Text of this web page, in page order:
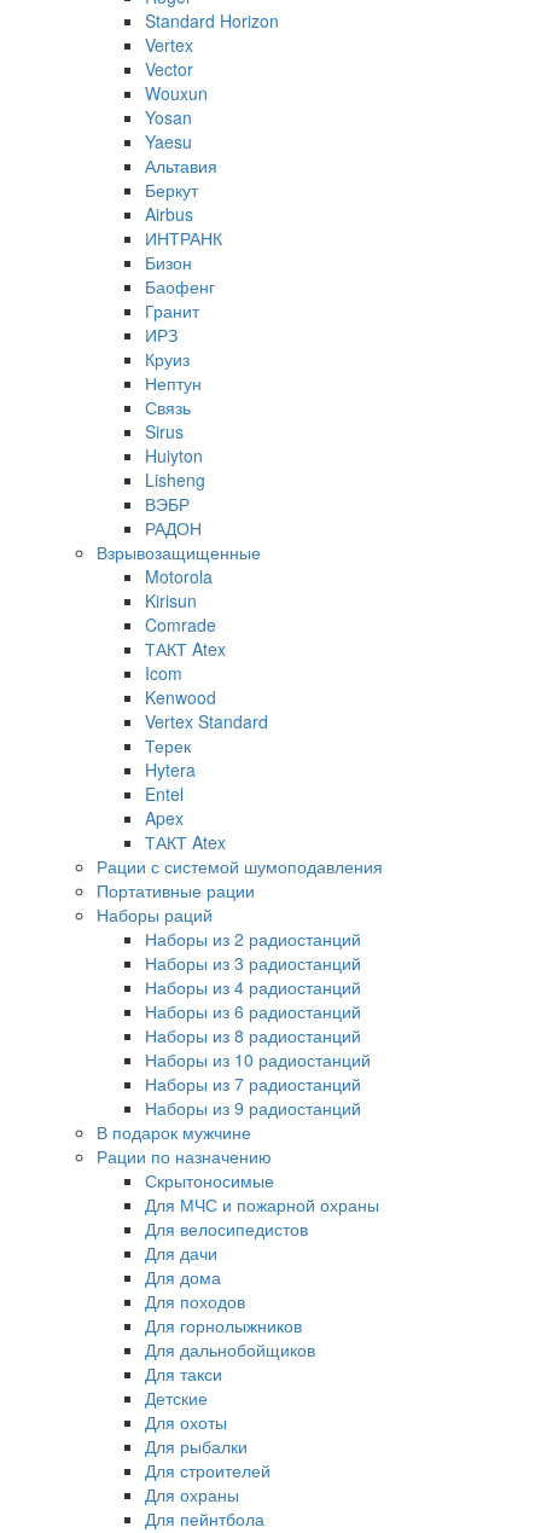
Standard Horizon
Vertex
Vector
Wouxun
Yosan
Yaesu
Альтавия
Беркут
Airbus
ИНТРАНК
Бизон
Баофенг
Гранит
ИРЗ
Круиз
Нептун
Связь
Sirus
Huiyton
Lisheng
ВЭБР
РАДОН
Взрывозащищенные
Motorola
Kirisun
Comrade
ТАКТ Atex
Icom
Kenwood
Vertex Standard
Терек
Hytera
Entel
Apex
ТАКТ Atex
Рации с системой шумоподавления
Портативные рации
Наборы раций
Наборы из 2 радиостанций
Наборы из 3 радиостанций
Наборы из 4 радиостанций
Наборы из 6 радиостанций
Наборы из 8 радиостанций
Наборы из 10 радиостанций
Наборы из 7 радиостанций
Наборы из 9 радиостанций
В подарок мужчине
Рации по назначению
Скрытоносимые
Для МЧС и пожарной охраны
Для велосипедистов
Для дачи
Для дома
Для походов
Для горнолыжников
Для дальнобойщиков
Для такси
Детские
Для охоты
Для рыбалки
Для строителей
Для охраны
Для пейнтбола